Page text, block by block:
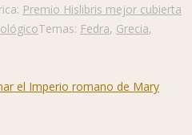
Premio Hislibris mejor cubierta
Temas: Fedra, Grecia,